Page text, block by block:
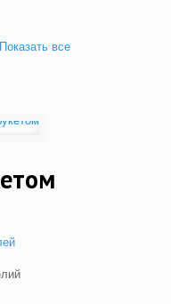
Показать все